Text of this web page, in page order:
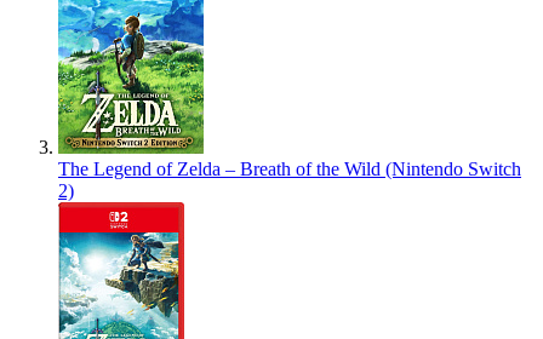
The Legend of Zelda – Breath of the Wild (Nintendo Switch
2)